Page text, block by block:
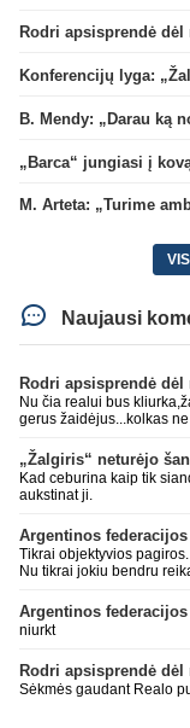
Rodri apsisprendė
„Barca“ jungiasi į
M. Arteta: „Turime
Naujausi
Rodri apsisprendė
Nu čia realui bus
gerus žaidėjus...kolkas
„Žalgiris“ neturėjo
Kad ceburina kaip tik
aukstinat ji.
Tikrai objektyvios
Nu tikrai jokiu bendru
niurkt
Rodri apsisprendė
Sėkmės gaudant Realo